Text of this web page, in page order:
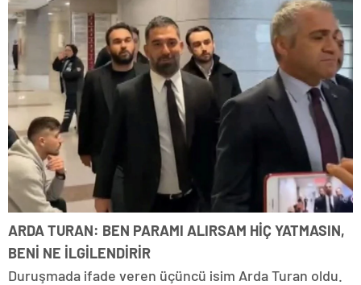
ARDA TURAN: BEN PARAMI ALIRSAM HİÇ YATMASIN,
BENİ NE İLGİLENDİRİR
Duruşmada ifade veren üçüncü isim Arda Turan oldu.